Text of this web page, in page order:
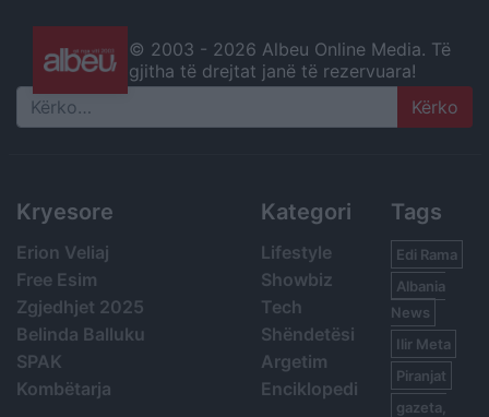
© 2003 - 2026 Albeu Online Media. Të
gjitha të drejtat janë të rezervuara!
Search
Kryesore
Erion Veliaj
Free Esim
Zgjedhjet 2025
Belinda Balluku
SPAK
Kombëtarja
Kategori
Lifestyle
Showbiz
Tech
Shëndetësi
Argetim
Enciklopedi
Tags
Edi Rama
Albania
News
Ilir Meta
Piranjat
gazeta,